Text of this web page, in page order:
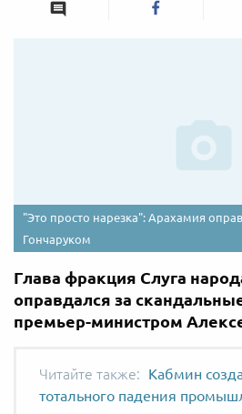
"Это просто нарезка": Арахамия
Гончаруком
Глава фракция Слуга
оправдался за
премьер-министром
Кабмин
тотального падения